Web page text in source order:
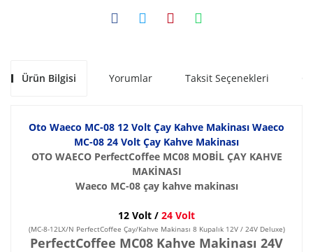
Ürün Bilgisi Yorumlar Taksit Seçenekleri
Oto Waeco MC-08 12 Volt Çay Kahve Makinası Waeco
MC-08 24 Volt Çay Kahve Makinası
OTO WAECO PerfectCoffee MC08 MOBİL ÇAY KAHVE
MAKİNASI
Waeco MC-08 çay kahve makinası
12 Volt / 24 Volt
(MC-8-12LX/N PerfectCoffee Çay/Kahve Makinası 8 Kupalık 12V / 24V Deluxe)
PerfectCoffee MC08 Kahve Makinası 24V